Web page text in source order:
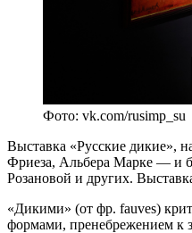
Фото: vk.com/rusimp_su
Выставка «Русские дикие»,
Фриеза, Альбера Марке — и
Розановой и других.
«Дикими» (от фр. fauves)
формами, пренебрежением к